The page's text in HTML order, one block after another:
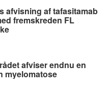
afvisning af tafasitamab
fremskreden FL
afviser endnu en
myelomatose